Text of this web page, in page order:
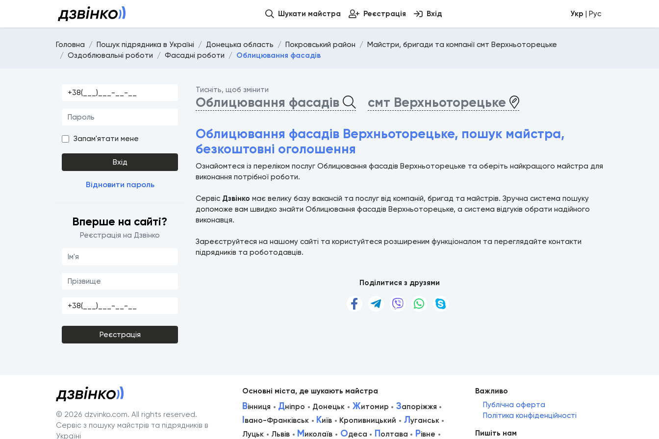
Шукати майстра Реєстрація Вхід Укр | Рус
Головна Пошук підрядника в Україні Донецька область Покровський район
Майстри, бригади та компанії смт Верхньоторецьке
Оздоблювальні роботи
Фасадні роботи Облицювання фасадів
Запам'ятати мене
Вхід
Відновити пароль
Вперше на сайті?
Реєстрація на Дзвінко
Реєстрація
Тисніть, щоб змінити
Облицювання фасадів смт Верхньоторецьке
Облицювання фасадів Верхньоторецьке, пошук майстра,
безкоштовні оголошення
Ознайомтеся із переліком послуг Облицювання фасадів Верхньоторецьке та оберіть найкращого майстра для
виконання потрібної роботи.
Сервіс Дзвінко має велику базу вакансій та послуг від компаній, бригад та майстрів. Зручна система пошуку
допоможе вам швидко знайти Облицювання фасадів Верхньоторецьке, а система відгуків обрати надійного
виконавця.
Зареєструйтеся на нашому сайті та користуйтеся розширеним функціоналом та переглядайте контакти
підрядників та роботодавців.
Поділитися з друзями
© 2026 dzvinko.com. All rights reserved.
Сервіс з пошуку майстрів та підрядників в
Україні
Основні міста, де шукають майстра
Вінниця Дніпро Донецьк Житомир Запоріжжя
Івано-Франківськ Київ Кропивницький Луганськ
Луцьк
Львів Миколаїв Одеса Полтава Рівне
Важливо
Публічна оферта
Політика конфіденційності
Пишіть нам